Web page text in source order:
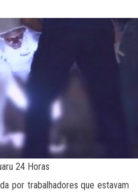
24 Horas
por trabalhadores que estavam